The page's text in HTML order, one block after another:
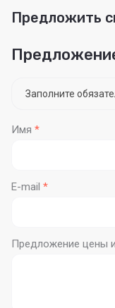
Предложить
Заполните
Имя *
E-mail *
Предложение цены